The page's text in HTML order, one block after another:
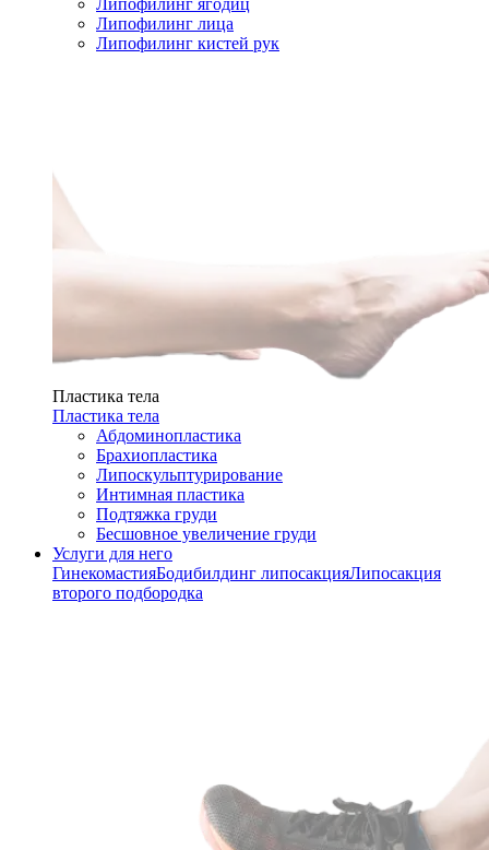
Липофилинг ягодиц
Липофилинг лица
Липофилинг кистей рук
Пластика тела
Пластика тела
Абдоминопластика
Брахиопластика
Липоскульптурирование
Интимная пластика
Подтяжка груди
Бесшовное увеличение груди
Услуги для него
ГинекомастияБодибилдинг липосакцияЛипосакция
второго подбородка